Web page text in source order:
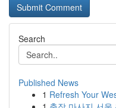
Search
Published News
1 Refresh Your